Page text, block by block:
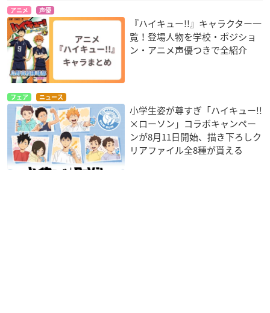
アニメ 声優
『ハイキュー!!』キャラクター一
覧！登場人物を学校・ポジショ
ン・アニメ声優つきで全紹介
フェア ニュース
小学生姿が尊すぎ「ハイキュー!!
×ローソン」コラボキャンペー
ンが8月11日開始、描き下ろしク
リアファイル全8種が貰える